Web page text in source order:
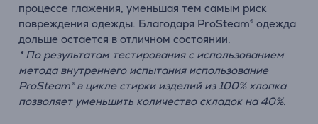
процессе глажения, уменьшая тем самым риск
повреждения одежды. Благодаря ProSteam® одежда
дольше остается в отличном состоянии.
* По результатам тестирования с использованием
метода внутреннего испытания использование
ProSteam® в цикле стирки изделий из 100% хлопка
позволяет уменьшить количество складок на 40%.